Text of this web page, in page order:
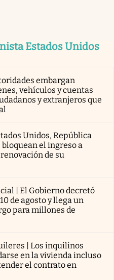
Estados Unidos
embargan
vehículos y cuentas
y extranjeros que
Unidos, República
el ingreso a
de su
| El Gobierno decretó
de agosto y llega un
para millones de
| Los inquilinos
en la vivienda incluso
el contrato en